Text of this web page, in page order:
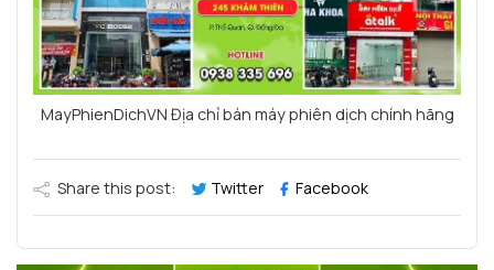
MayPhienDichVN Địa chỉ bán máy phiên dịch chính hãng
Share this post: Twitter Facebook